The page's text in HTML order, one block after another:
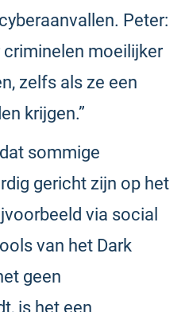
Peter:
criminelen moeilijker
zelfs als ze een
krijgen.”
sommige
gericht zijn op het
via social
van het Dark
geen
is het een